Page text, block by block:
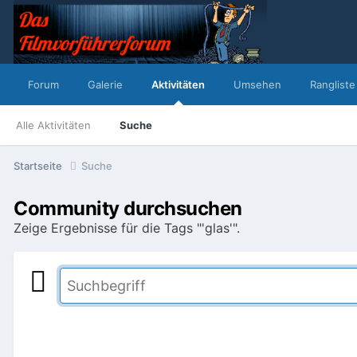
Forum Galerie Aktivitäten
Alle Aktivitäten Suche
Umsehen Rangliste
Startseite Suche
Community durchsuchen
Zeige Ergebnisse für die Tags "'glas'".